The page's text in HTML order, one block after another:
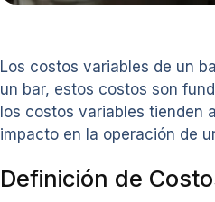
Los costos variables de un
un bar, estos costos son
los costos variables tienden
impacto en la operación de
Definición de